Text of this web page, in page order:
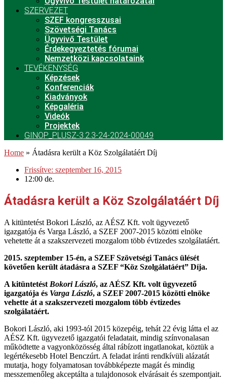
SZERVEZET
SZEF kongresszusai
Szövetségi Tanács
Ügyvivő Testület
Érdekegyeztetés fórumai
Nemzetközi kapcsolataink
TEVÉKENYSÉG
Képzések
Konferenciák
Kiadványok
Képgaléria
Videók
Projektek
GINOP_PLUSZ-3.2.3-24-2024-00049
Home » Átadásra került a Köz Szolgálatáért Díj
Frissítve: szeptember 16, 2015
12:00 de.
Átadásra került a Köz Szolgálatáért Díj
A kitüntetést Bokori László, az AÉSZ Kft. volt ügyvezető
igazgatója és Varga László, a SZEF 2007-2015 közötti elnöke
vehetette át a szakszervezeti mozgalom több évtizedes szolgálatáért.
2015. szeptember 15-én, a SZEF Szövetségi Tanács ülését
követően került átadásra a SZEF “Köz Szolgálatáért” Díja.
A kitüntetést Bokori László, az AÉSZ Kft. volt ügyvezető
igazgatója és Varga László, a SZEF 2007-2015 közötti elnöke
vehette át a szakszervezeti mozgalom több évtizedes
szolgálatáért.
Bokori László, aki 1993-tól 2015 közepéig, tehát 22 évig látta el az
AÉSZ Kft. ügyvezető igazgatói feladatait, mindig színvonalasan
működtette a vagyonközösség által rábízott ingatlanokat, köztük a
legértékesebb Hotel Benczúrt. A feladat iránti rendkívüli alázatát
mutatja, hogy folyamatosan továbbképezte magát és mindig
messzemenőleg akceptálta a tulajdonosok elvárásait és szempontjait.